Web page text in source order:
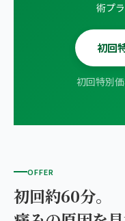
術プ
初回
初回特別
OFFER
初回約60分。